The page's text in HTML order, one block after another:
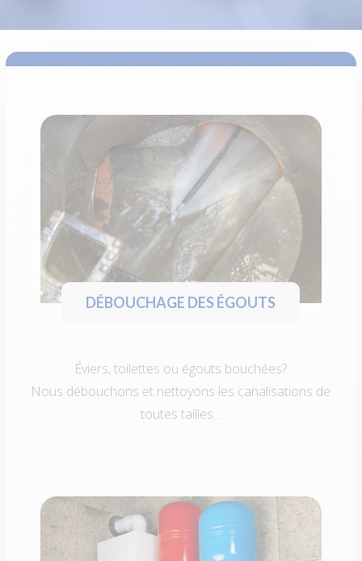
DÉBOUCHAGE DES ÉGOUTS
Éviers, toilettes ou égouts bouchées?
Nous débouchons et nettoyons les canalisations de
toutes tailles...